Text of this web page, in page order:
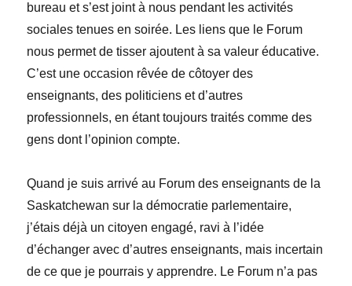
bureau et s’est joint à nous pendant les activités
sociales tenues en soirée. Les liens que le Forum
nous permet de tisser ajoutent à sa valeur éducative.
C’est une occasion rêvée de côtoyer des
enseignants, des politiciens et d’autres
professionnels, en étant toujours traités comme des
gens dont l’opinion compte.
Quand je suis arrivé au Forum des enseignants de la
Saskatchewan sur la démocratie parlementaire,
j’étais déjà un citoyen engagé, ravi à l’idée
d’échanger avec d’autres enseignants, mais incertain
de ce que je pourrais y apprendre. Le Forum n’a pas